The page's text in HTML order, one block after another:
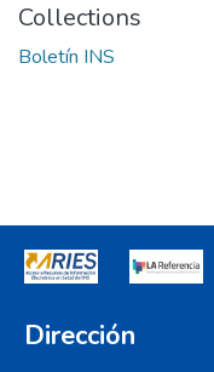
Collections
Boletín INS
Dirección